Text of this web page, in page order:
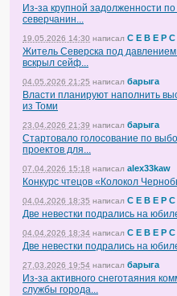
Из-за крупной задолженности
северчанин...
19.05.2026 14:30 написал С Е В Е Р С
Житель Северска под
вскрыл сейф...
04.05.2026 21:25 написал барыга
Власти планируют наполнить
из Томи
23.04.2026 21:39 написал барыга
Стартовало голосование по
проектов для...
07.04.2026 15:18 написал alex33kaw
Конкурс чтецов «Колокол
04.04.2026 18:35 написал С Е В Е Р С
Две невестки подрались на
04.04.2026 18:34 написал С Е В Е Р С
Две невестки подрались на
27.03.2026 19:54 написал барыга
Из-за активного снеготаяния
службы города...